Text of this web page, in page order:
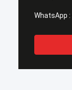
WhatsApp :